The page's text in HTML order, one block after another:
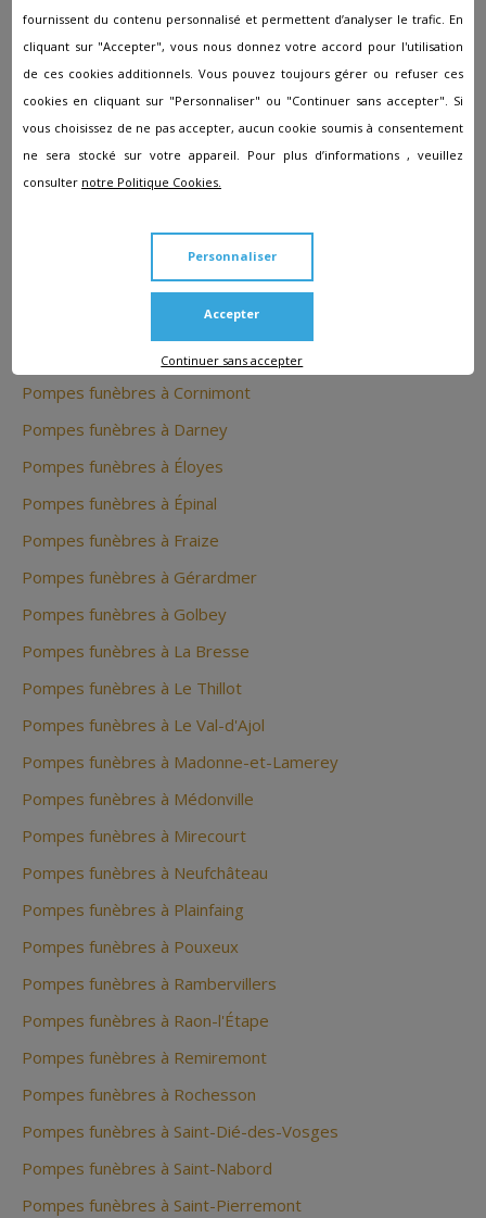
Les autres agences à proximité
de Jeuxey
Pompes funèbres à Anould
Pompes funèbres à Charmes
Pompes funèbres à Châtel-sur-Moselle
Pompes funèbres à Contrexéville
Pompes funèbres à Cornimont
Pompes funèbres à Darney
Pompes funèbres à Éloyes
Pompes funèbres à Épinal
Pompes funèbres à Fraize
Pompes funèbres à Gérardmer
Pompes funèbres à Golbey
Pompes funèbres à La Bresse
Pompes funèbres à Le Thillot
Pompes funèbres à Le Val-d'Ajol
Pompes funèbres à Madonne-et-Lamerey
Pompes funèbres à Médonville
Pompes funèbres à Mirecourt
Pompes funèbres à Neufchâteau
Pompes funèbres à Plainfaing
Pompes funèbres à Pouxeux
Pompes funèbres à Rambervillers
Pompes funèbres à Raon-l'Étape
Pompes funèbres à Remiremont
Pompes funèbres à Rochesson
Pompes funèbres à Saint-Dié-des-Vosges
Pompes funèbres à Saint-Nabord
Pompes funèbres à Saint-Pierremont
fournissent du contenu personnalisé et permettent d’analyser le trafic. En
cliquant sur "Accepter", vous nous donnez votre accord pour l'utilisation
de ces cookies additionnels. Vous pouvez toujours gérer ou refuser ces
cookies en cliquant sur "Personnaliser" ou "Continuer sans accepter". Si
vous choisissez de ne pas accepter, aucun cookie soumis à consentement
ne sera stocké sur votre appareil. Pour plus d’informations , veuillez
consulter notre Politique Cookies.
Continuer sans accepter
Personnaliser
Accepter